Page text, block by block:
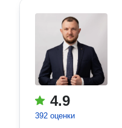
4.9
392 оценки